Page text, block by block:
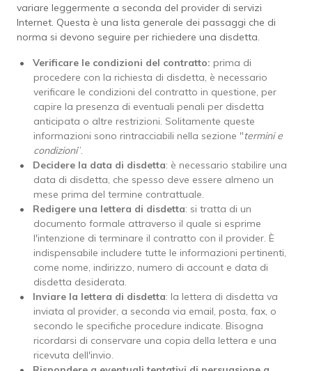
variare leggermente a seconda del provider di servizi
Internet. Questa è una lista generale dei passaggi che di
norma si devono seguire per richiedere una disdetta.
Verificare le condizioni del contratto: prima di
procedere con la richiesta di disdetta, è necessario
verificare le condizioni del contratto in questione, per
capire la presenza di eventuali penali per disdetta
anticipata o altre restrizioni. Solitamente queste
informazioni sono rintracciabili nella sezione "termini e
condizioni”.
Decidere la data di disdetta: è necessario stabilire una
data di disdetta, che spesso deve essere almeno un
mese prima del termine contrattuale.
Redigere una lettera di disdetta: si tratta di un
documento formale attraverso il quale si esprime
l'intenzione di terminare il contratto con il provider. È
indispensabile includere tutte le informazioni pertinenti,
come nome, indirizzo, numero di account e data di
disdetta desiderata.
Inviare la lettera di disdetta: la lettera di disdetta va
inviata al provider, a seconda via email, posta, fax, o
secondo le specifiche procedure indicate. Bisogna
ricordarsi di conservare una copia della lettera e una
ricevuta dell'invio.